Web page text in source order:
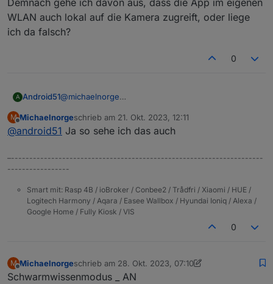
Demnach gehe ich davon aus, dass die App im eigenen
WLAN auch lokal auf die Kamera zugreift, oder liege
ich da falsch?
0
A Android51@michaelnorge
Ich habe bisher nur der Kamera im Router die
Internetberichtigung entzogen. Ich kann dann vom
die App im eigenen WLAN auch lokal auf die Kamera
zugreift, oder liege ich da falsch?
M
Offline
Michaelnorgeschrieb am 21. Okt. 2023, 12:11
zuletzt editiert von
@android51 Ja so sehe ich das auch
–---------------------------------------------------------------------
-----------------
Smart mit: Rasp 4B / ioBroker / Conbee2 / Trådfri / Xiaomi / HUE /
Logitech Harmony / Aqara / Easee Wallbox / Hyundai Ioniq / Alexa /
Google Home / Fully Kiosk / VIS
0
M
Offline
Michaelnorgeschrieb am 28. Okt. 2023, 07:10
zuletzt editiert von Michaelnorge
Schwarmwissenmodus _ AN